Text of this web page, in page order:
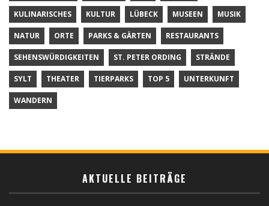
KULINARISCHES KULTUR LÜBECK MUSEEN MUSIK
NATUR ORTE PARKS & GÄRTEN RESTAURANTS
SEHENSWÜRDIGKEITEN ST. PETER ORDING STRÄNDE
SYLT THEATER TIERPARKS TOP 5 UNTERKUNFT
WANDERN
AKTUELLE BEITRÄGE